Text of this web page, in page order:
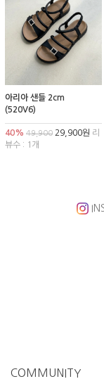
아리아 샌들 2cm
(520V6)
40% 49,900 29,900원 리
뷰수 : 1개
COMMUNITY